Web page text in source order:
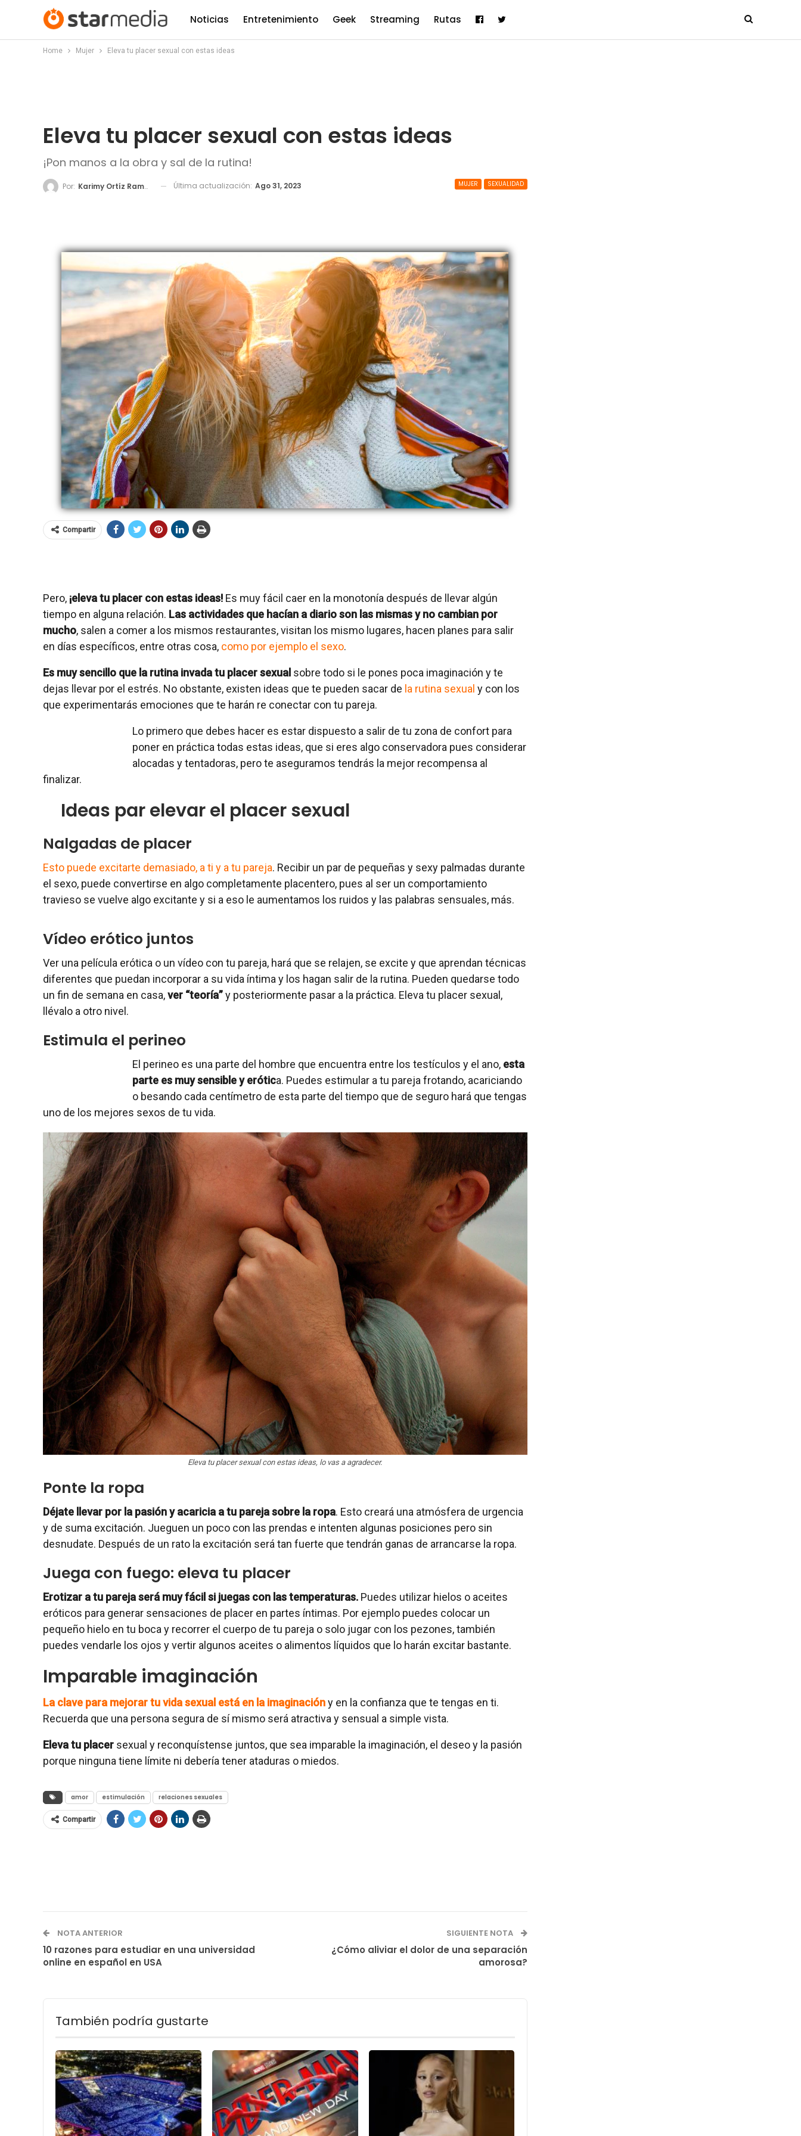
Noticias Entretenimiento Geek Streaming Rutas
Home Mujer Eleva tu placer sexual con estas ideas
Eleva tu placer sexual con estas ideas
¡Pon manos a la obra y sal de la rutina!
MUJER SEXUALIDAD
Por: Karimy Ortíz Ramos Última actualización: Ago 31, 2023
Compartir
Pero, ¡eleva tu placer con estas ideas! Es muy fácil caer en la monotonía después de llevar algún
tiempo en alguna relación. Las actividades que hacían a diario son las mismas y no cambian por
mucho, salen a comer a los mismos restaurantes, visitan los mismo lugares, hacen planes para salir
en días específicos, entre otras cosa, como por ejemplo el sexo.
Es muy sencillo que la rutina invada tu placer sexual sobre todo si le pones poca imaginación y te
dejas llevar por el estrés. No obstante, existen ideas que te pueden sacar de la rutina sexual y con los
que experimentarás emociones que te harán re conectar con tu pareja.
Lo primero que debes hacer es estar dispuesto a salir de tu zona de confort para
poner en práctica todas estas ideas, que si eres algo conservadora pues considerar
alocadas y tentadoras, pero te aseguramos tendrás la mejor recompensa al
finalizar.
Ideas par elevar el placer sexual
Nalgadas de placer
Esto puede excitarte demasiado, a ti y a tu pareja. Recibir un par de pequeñas y sexy palmadas durante
el sexo, puede convertirse en algo completamente placentero, pues al ser un comportamiento
travieso se vuelve algo excitante y si a eso le aumentamos los ruidos y las palabras sensuales, más.
Vídeo erótico juntos
Ver una película erótica o un vídeo con tu pareja, hará que se relajen, se excite y que aprendan técnicas
diferentes que puedan incorporar a su vida íntima y los hagan salir de la rutina. Pueden quedarse todo
un fin de semana en casa,ver “teoría”y posteriormente pasar a la práctica. Eleva tu placer sexual,
llévalo a otro nivel.
Estimula el perineo
El perineo es una parte del hombre que encuentra entre los testículos y el ano, esta
parte es muy sensible y erótica. Puedes estimular a tu pareja frotando, acariciando
o besando cada centímetro de esta parte del tiempo que de seguro hará que tengas
uno de los mejores sexos de tu vida.
Eleva tu placer sexual con estas ideas, lo vas a agradecer.
Ponte la ropa
Déjate llevar por la pasión y acaricia a tu pareja sobre la ropa. Esto creará una atmósfera de urgencia
y de suma excitación. Jueguen un poco con las prendas e intenten algunas posiciones pero sin
desnudate. Después de un rato la excitación será tan fuerte que tendrán ganas de arrancarse la ropa.
Juega con fuego: eleva tu placer
Erotizar a tu pareja será muy fácil si juegas con las temperaturas. Puedes utilizar hielos o aceites
eróticos para generar sensaciones de placer en partes íntimas. Por ejemplo puedes colocar un
pequeño hielo en tu boca y recorrer el cuerpo de tu pareja o solo jugar con los pezones, también
puedes vendarle los ojos y vertir algunos aceites o alimentos líquidos que lo harán excitar bastante.
Imparable imaginación
La clave para mejorar tu vida sexual está en la imaginacióny en la confianza que te tengas en ti.
Recuerda que una persona segura de sí mismo será atractiva y sensual a simple vista.
Eleva tu placer sexual y reconquístense juntos, que sea imparable la imaginación, el deseo y la pasión
porque ninguna tiene límite ni debería tener ataduras o miedos.
amor estimulación relaciones sexuales
Compartir
NOTA ANTERIOR
10 razones para estudiar en una universidad
online en español en USA
SIGUIENTE NOTA
¿Cómo aliviar el dolor de una separación
amorosa?
También podría gustarte